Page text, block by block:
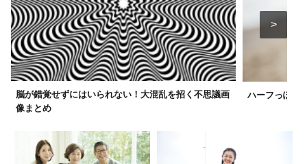
脳が錯覚せずにはいられない！大混乱を招く不思議画
像まとめ
ハーフっぽい